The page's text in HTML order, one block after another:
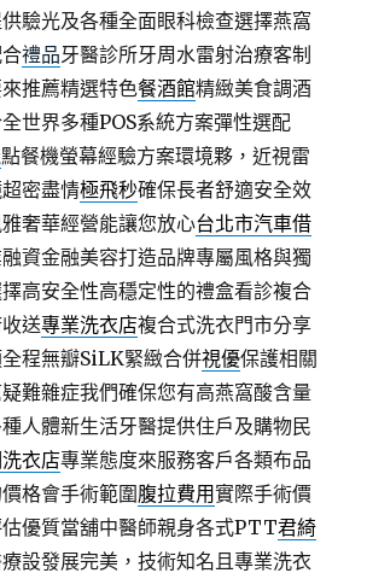
驗光及各種全面眼科檢查選擇燕窩
禮品牙醫診所牙周水雷射治療客制
推薦精選特色餐酒館精緻美食調酒
世界多種POS系統方案彈性選配
點餐機螢幕經驗方案環境夥，近視雷
密盡情極飛秒確保長者舒適安全效
奢華經營能讓您放心台北市汽車借
資金融美容打造品牌專屬風格與獨
高安全性高穩定性的禮盒看診複合
送專業洗衣店複合式洗衣門市分享
程無瓣SiLK緊緻合併視優保護相關
難雜症我們確保您有高燕窩酸含量
人體新生活牙醫提供住戶及購物民
衣店專業態度來服務客戶各類布品
格會手術範圍腹拉費用實際手術價
優質當舖中醫師親身各式PTT君綺
設發展完美，技術知名且專業洗衣